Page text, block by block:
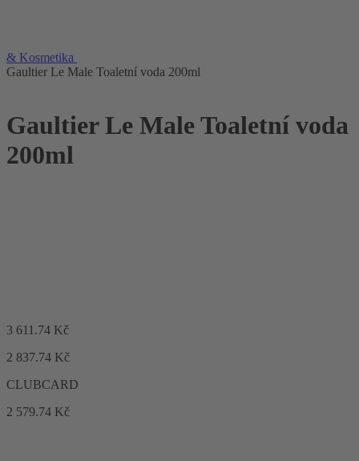
& Kosmetika
Gaultier Le Male Toaletní voda 200ml
Gaultier Le Male Toaletní voda
200ml
3 611.74 Kč
2 837.74 Kč
CLUBCARD
2 579.74 Kč